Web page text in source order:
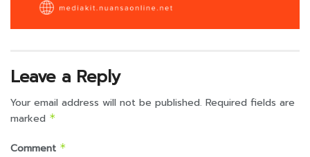
Leave a Reply
Your email address will not be published. Required fields are
marked *
Comment *